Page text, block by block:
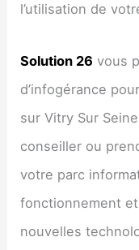
l’utilisation de
Solution 26 vous
d’infogérance
sur Vitry Sur
conseiller ou
votre parc
fonctionnement
nouvelles